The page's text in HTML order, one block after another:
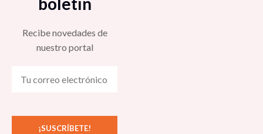
Recibe novedades de
nuestro portal